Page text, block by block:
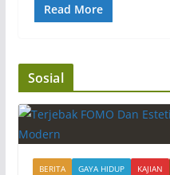
Read More
Sosial
BERITA GAYA HIDUP KAJIAN